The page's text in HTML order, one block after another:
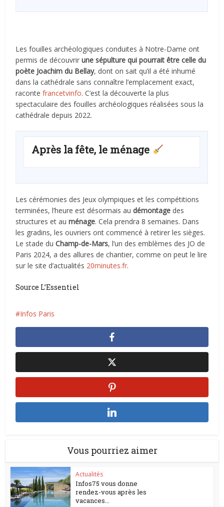
Les fouilles archéologiques conduites à Notre-Dame ont
permis de découvrirune sépulture qui pourrait être celle du
poète Joachim du Bellay, dont on sait qu’il a été inhumé
dans la cathédrale sans connaître l’emplacement exact,
racontefrancetvinfo. C’est la découverte la plus
spectaculaire des fouilles archéologiques réalisées sous la
cathédrale depuis 2022.
Après la fête, le ménage
Les cérémonies des Jeux olympiques et les compétitions
terminées, l’heure est désormais audémontage des
structures et auménage. Cela prendra 8 semaines. Dans
les gradins, les ouvriers ont commencé à retirer les sièges.
Le stade duChamp-de-Mars, l’un des emblèmes des JO de
Paris 2024, a des allures de chantier, comme on peut le lire
sur le site d’actualités 20minutes.fr.
Source L’Essentiel
Infos Paris
Vous pourriez aimer
Actualités
Infos75 vous donne
rendez-vous après les
vacances...